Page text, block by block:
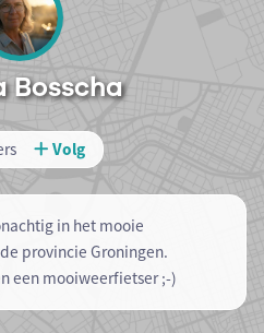
Bosscha
Volg
in het mooie
provincie Groningen.
een mooiweerfietser ;-)